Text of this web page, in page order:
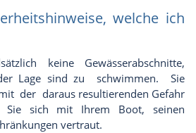
welche ich
keine Gewässerabschnitte,
Lage sind zu schwimmen. Sie
der daraus resultierenden Gefahr
Sie sich mit Ihrem Boot, seinen
vertraut.